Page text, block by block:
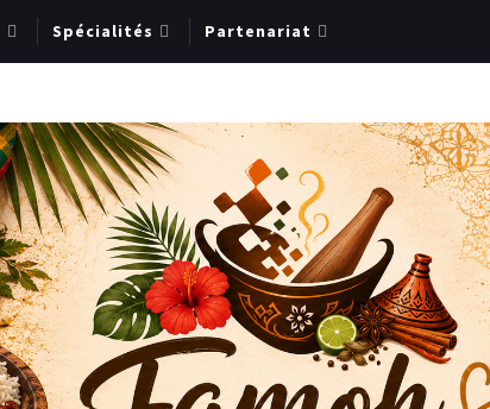
Spécialités Partenariat